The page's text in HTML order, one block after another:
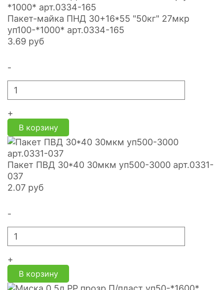
Пакет-майка ПНД 30+16*55 "50кг" 27мкр
уп100-*1000* арт.0334-165
3.69 руб
-
+
В корзину
Пакет ПВД 30*40 30мкм уп500-3000 арт.0331-
037
2.07 руб
-
+
В корзину